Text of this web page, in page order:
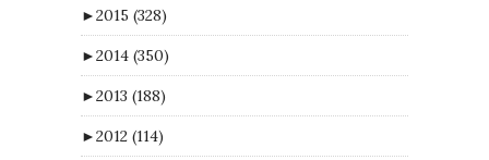
►2015 (328)
►2014 (350)
►2013 (188)
►2012 (114)